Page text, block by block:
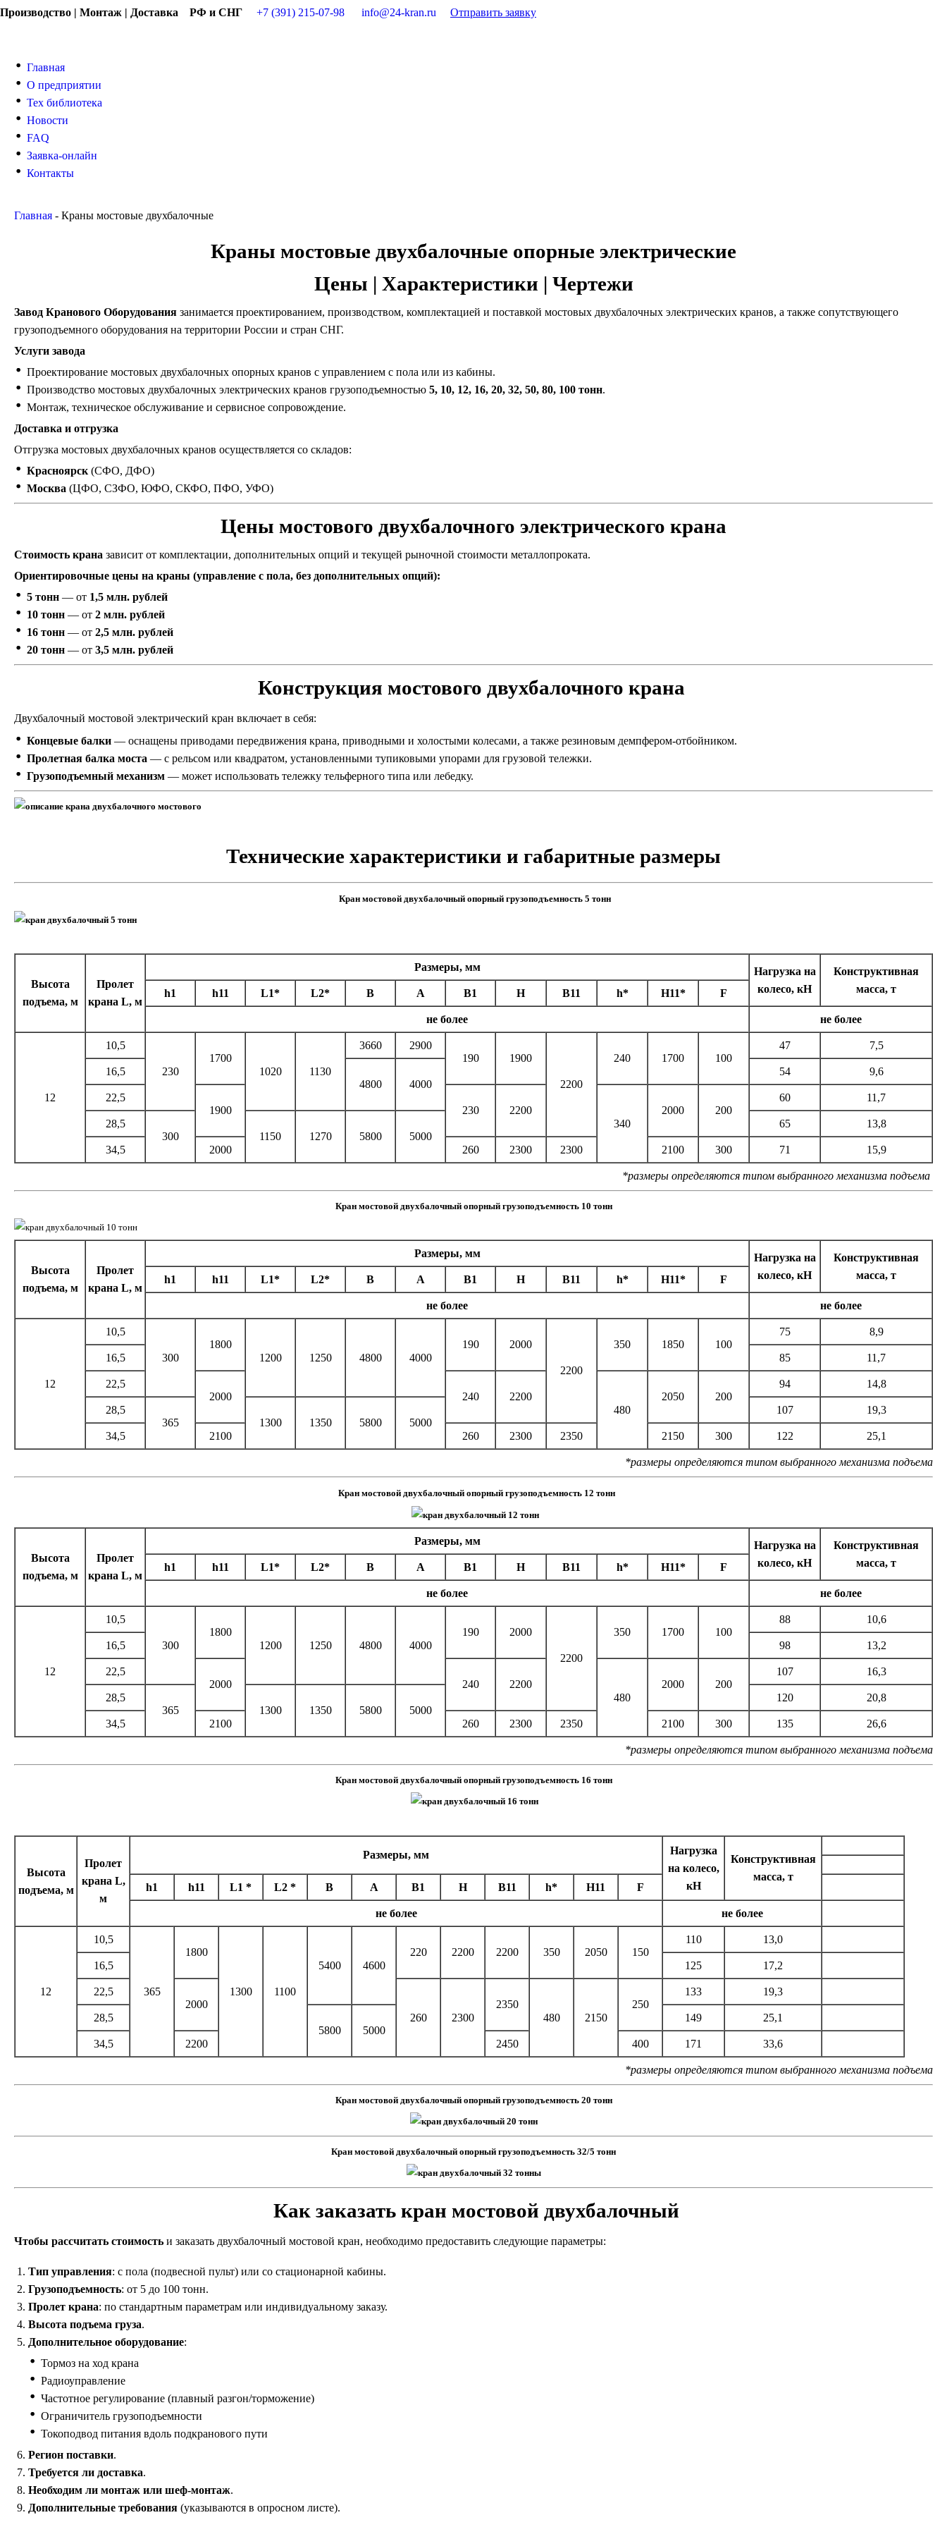
Производство | Монтаж | Доставка РФ и СНГ +7 (391) 215-07-98 info@24-kran.ru Отправить заявку
Главная
О предприятии
Тех библиотека
Новости
FAQ
Заявка-онлайн
Контакты
Главная - Краны мостовые двухбалочные
Краны мостовые двухбалочные опорные электрические
Цены | Характеристики | Чертежи
Завод Кранового Оборудования занимается проектированием, производством, комплектацией и поставкой мостовых двухбалочных электрических кранов, а также сопутствующего
грузоподъемного оборудования на территории России и стран СНГ.
Услуги завода
Проектирование мостовых двухбалочных опорных кранов с управлением с пола или из кабины.
Производство мостовых двухбалочных электрических кранов грузоподъемностью 5, 10, 12, 16, 20, 32, 50, 80, 100 тонн.
Монтаж, техническое обслуживание и сервисное сопровождение.
Доставка и отгрузка
Отгрузка мостовых двухбалочных кранов осуществляется со складов:
Красноярск (СФО, ДФО)
Москва (ЦФО, СЗФО, ЮФО, СКФО, ПФО, УФО)
Цены мостового двухбалочного электрического крана
Стоимость крана зависит от комплектации, дополнительных опций и текущей рыночной стоимости металлопроката.
Ориентировочные цены на краны (управление с пола, без дополнительных опций):
5 тонн — от 1,5 млн. рублей
10 тонн — от 2 млн. рублей
16 тонн — от 2,5 млн. рублей
20 тонн — от 3,5 млн. рублей
Конструкция мостового двухбалочного крана
Двухбалочный мостовой электрический кран включает в себя:
Концевые балки — оснащены приводами передвижения крана, приводными и холостыми колесами, а также резиновым демпфером-отбойником.
Пролетная балка моста — с рельсом или квадратом, установленными тупиковыми упорами для грузовой тележки.
Грузоподъемный механизм — может использовать тележку тельферного типа или лебедку.
Технические характеристики и габаритные размеры
Кран мостовой двухбалочный опорный грузоподъемность 5 тонн
Высота
подъема, м
Пролет
крана L, м
Размеры, мм
Нагрузка на
колесо, кН
Конструктивная
масса, т
h1 h11 L1* L2* B А B1 H В11 h* H11* F
не более не более
12
10,5
230
1700
1020
1130
3660
2900
190
1900
2200
240 1700 100
47 7,5
16,5
4800
4000
54 9,6
22,5
1900
230
2200
340
2000 200
60 11,7
28,5
300
1150 1270 5800 5000
65 13,8
34,5 2000 260 2300 2300 2100 300 71 15,9
*размеры определяются типом выбранного механизма подъема
Кран мостовой двухбалочный опорный грузоподъемность 10 тонн
Высота
подъема, м
Пролет
крана L, м
Размеры, мм
Нагрузка на
колесо, кН
Конструктивная
масса, т
h1 h11 L1* L2* B А B1 H В11 h* H11* F
не более не более
12
10,5
300
1800
1200
1250 4800 4000
190 2000
2200
350 1850 100
75 8,9
16,5 85 11,7
22,5
2000
240
2200
480
2050 200
94 14,8
28,5
365
1300 1350 5800 5000
107 19,3
34,5 2100 260 2300 2350 2150 300 122 25,1
*размеры определяются типом выбранного механизма подъема
Кран мостовой двухбалочный опорный грузоподъемность 12 тонн
Высота
подъема, м
Пролет
крана L, м
Размеры, мм
Нагрузка на
колесо, кН
Конструктивная
масса, т
h1 h11 L1* L2* B А B1 H В11 h* H11* F
не более не более
12
10,5
300
1800
1200
1250 4800 4000
190 2000
2200
350 1700 100
88 10,6
16,5 98 13,2
22,5
2000
240
2200
480
2000 200
107 16,3
28,5
365
1300 1350 5800 5000
120 20,8
34,5 2100 260 2300 2350 2100 300 135 26,6
*размеры определяются типом выбранного механизма подъема
Кран мостовой двухбалочный опорный грузоподъемность 16 тонн
Высота
подъема, м
Пролет
крана L,
м
Размеры, мм
Нагрузка
на колесо,
кН
Конструктивная
масса, т
h1
h11 L1 * L2 * B А B1 H В11 h* H11 F
не более не более
12
10,5
365
1800
1300 1100
5400 4600
220 2200 2200 350 2050 150
110 13,0
16,5 125 17,2
22,5
2000
260
2300
2350
480
2150
250
133 19,3
28,5
5800
5000
149 25,1
34,5 2200 2450 400 171 33,6
*размеры определяются типом выбранного механизма подъема
Кран мостовой двухбалочный опорный грузоподъемность 20 тонн
Кран мостовой двухбалочный опорный грузоподъемность 32/5 тонн
Как заказать кран мостовой двухбалочный
Чтобы рассчитать стоимость и заказать двухбалочный мостовой кран, необходимо предоставить следующие параметры:
Тип управления: с пола (подвесной пульт) или со стационарной кабины.
Грузоподъемность: от 5 до 100 тонн.
Пролет крана: по стандартным параметрам или индивидуальному заказу.
Высота подъема груза.
Дополнительное оборудование:
Тормоз на ход крана
Радиоуправление
Частотное регулирование (плавный разгон/торможение)
Ограничитель грузоподъемности
Токоподвод питания вдоль подкранового пути
Регион поставки.
Требуется ли доставка.
Необходим ли монтаж или шеф-монтаж.
Дополнительные требования (указываются в опросном листе).